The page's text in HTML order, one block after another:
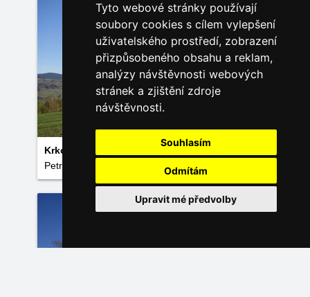
Tyto webové stránky používají
soubory cookies s cílem vylepšení
uživatelského prostředí, zobrazení
přizpůsobeného obsahu a reklam,
analýzy návštěvnosti webových
stránek a zjištění zdroje
návštěvnosti.
Souhlasím
Odmítám
Upravit mé předvolby
Krkonoše z Vysokýho
Petr Tomíček